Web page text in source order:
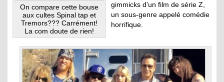
On compare cette bouse
aux cultes Spinal tap et
Tremors??? Carrément!
La com doute de rien!
gimmicks d’un film de série Z,
un sous-genre appelé comédie
horrifique.